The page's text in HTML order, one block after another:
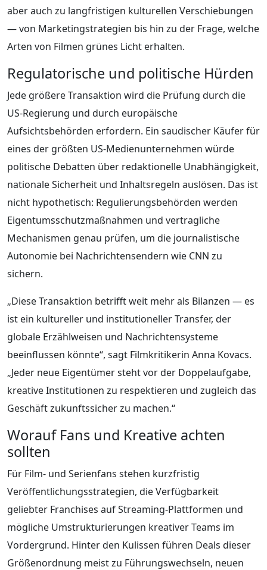
aber auch zu langfristigen kulturellen Verschiebungen
— von Marketingstrategien bis hin zu der Frage, welche
Arten von Filmen grünes Licht erhalten.
Regulatorische und politische Hürden
Jede größere Transaktion wird die Prüfung durch die
US-Regierung und durch europäische
Aufsichtsbehörden erfordern. Ein saudischer Käufer für
eines der größten US-Medienunternehmen würde
politische Debatten über redaktionelle Unabhängigkeit,
nationale Sicherheit und Inhaltsregeln auslösen. Das ist
nicht hypothetisch: Regulierungsbehörden werden
Eigentumsschutzmaßnahmen und vertragliche
Mechanismen genau prüfen, um die journalistische
Autonomie bei Nachrichtensendern wie CNN zu
sichern.
„Diese Transaktion betrifft weit mehr als Bilanzen — es
ist ein kultureller und institutioneller Transfer, der
globale Erzählweisen und Nachrichtensysteme
beeinflussen könnte“, sagt Filmkritikerin Anna Kovacs.
„Jeder neue Eigentümer steht vor der Doppelaufgabe,
kreative Institutionen zu respektieren und zugleich das
Geschäft zukunftssicher zu machen.“
Worauf Fans und Kreative achten
sollten
Für Film- und Serienfans stehen kurzfristig
Veröffentlichungsstrategien, die Verfügbarkeit
geliebter Franchises auf Streaming-Plattformen und
mögliche Umstrukturierungen kreativer Teams im
Vordergrund. Hinter den Kulissen führen Deals dieser
Größenordnung meist zu Führungswechseln, neuen